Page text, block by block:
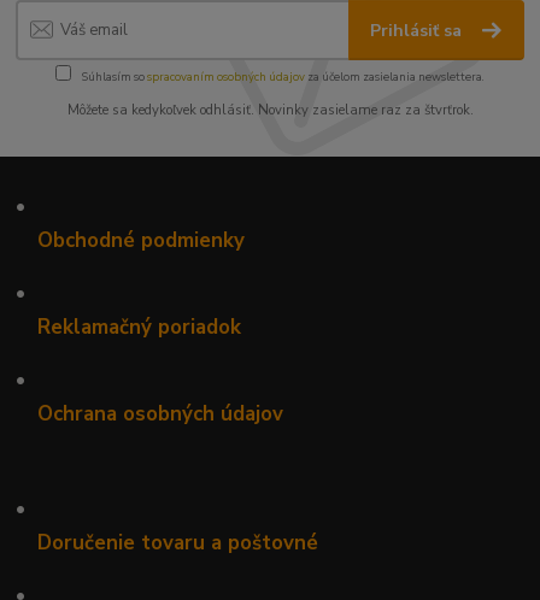
Prihlásiť sa
Súhlasím sospracovaním osobných údajov za účelom zasielania newslettera.
Môžete sa kedykoľvek odhlásiť. Novinky zasielame raz za štvrťrok.
•
Obchodné podmienky
•
Reklamačný poriadok
•
Ochrana osobných údajov
•
Doručenie tovaru a poštovné